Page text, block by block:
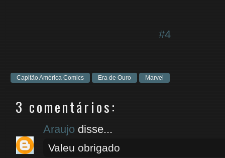
#4
Capitão América Comics Era de Ouro Marvel
3 comentários:
Araujo disse...
Valeu obrigado